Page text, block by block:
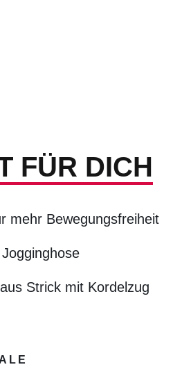
FÜR DICH
mehr Bewegungsfreiheit
Strick mit Kordelzug